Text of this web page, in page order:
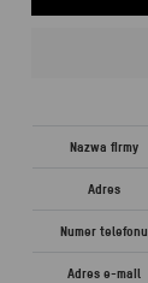
Nazwa firmy
Adres
Numer telefonu
Adres e-mail